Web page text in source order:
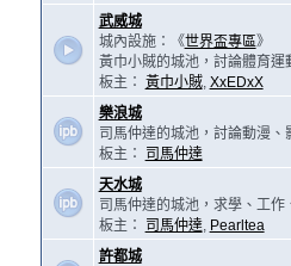
武威城
城內設施：《世界盃專區》
黃巾小賊的城池，討論體育運
板主： 黃巾小賊, XxEDxX
樂浪城
司馬仲達的城池，討論動漫、
板主：
司馬仲達
天水城
司馬仲達的城池，求學、工作
板主：
司馬仲達, Pearltea
許都城